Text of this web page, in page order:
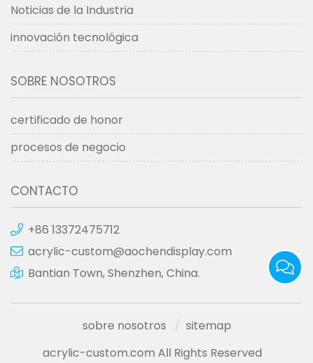
Noticias de la Industria
innovación tecnológica
SOBRE NOSOTROS
certificado de honor
procesos de negocio
CONTACTO
+86 13372475712
acrylic-custom@aochendisplay.com
Bantian Town, Shenzhen, China.
sobre nosotros
sitemap
acrylic-custom.com All Rights Reserved